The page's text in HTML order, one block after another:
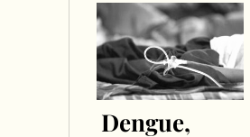
Dengue,